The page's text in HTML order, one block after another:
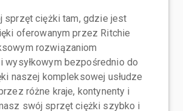
sprzęt ciężki tam, gdzie jest
oferowanym przez Ritchie
rozwiązaniom
wysyłkowym bezpośrednio do
naszej kompleksowej usłudze
różne kraje, kontynenty i
swój sprzęt ciężki szybko i